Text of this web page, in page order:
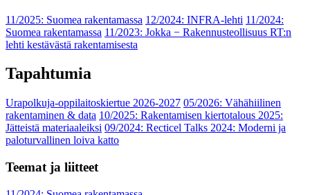
11/2025: Suomea rakentamassa 12/2024: INFRA-lehti 11/2024:
Suomea rakentamassa 11/2023: Jokka − Rakennusteollisuus RT:n
lehti kestävästä rakentamisesta
Tapahtumia
Urapolkuja-oppilaitoskiertue 2026-2027 05/2026: Vähähiilinen
rakentaminen & data 10/2025: Rakentamisen kiertotalous 2025:
Jätteistä materiaaleiksi 09/2024: Recticel Talks 2024: Moderni ja
paloturvallinen loiva katto
Teemat ja liitteet